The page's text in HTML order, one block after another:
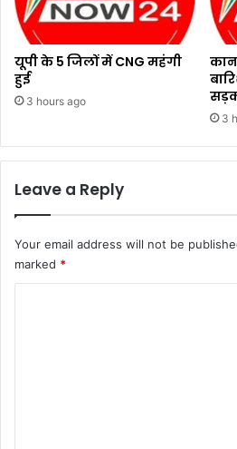
यूपी के 5 जिलों में CNG महंगी
हुई
3 hours ago
3
Leave a Reply
Your email address will not be
marked *